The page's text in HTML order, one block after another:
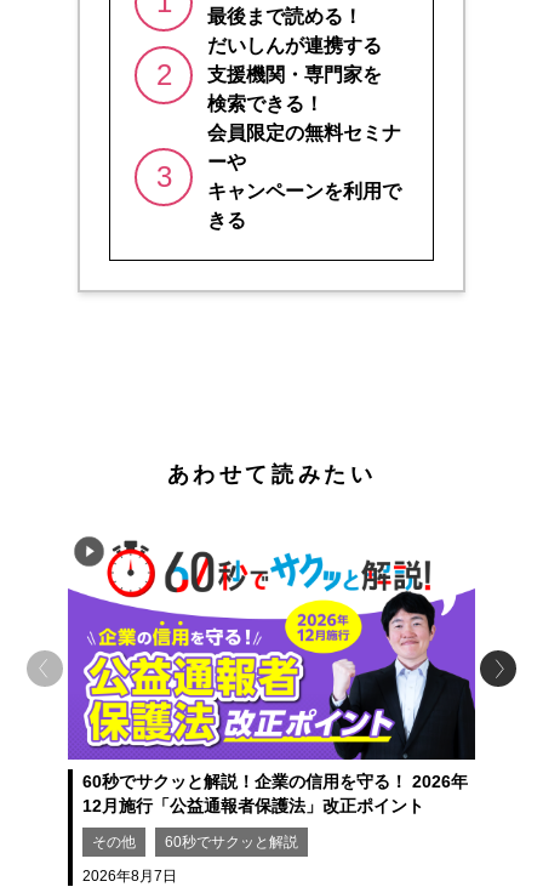
最後まで読める！
2
だいしんが連携する
支援機関・専門家を
検索できる！
3
会員限定の無料セミナ
ーや
キャンペーンを利用で
きる
あわせて読みたい
60秒でサクッと解説！企業の信用を守る！ 2026年
12月施行「公益通報者保護法」改正ポイント
その他
60秒でサクッと解説
2026年8月7日